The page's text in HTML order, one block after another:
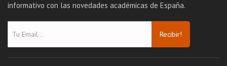
informativo con las novedades académicas de España.
Recibir!